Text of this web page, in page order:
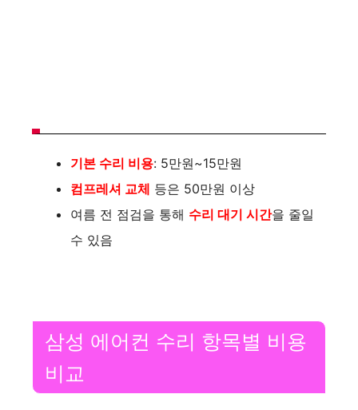
기본 수리 비용: 5만원~15만원
컴프레셔 교체 등은 50만원 이상
여름 전 점검을 통해 수리 대기 시간을 줄일
수 있음
삼성 에어컨 수리 항목별 비용
비교